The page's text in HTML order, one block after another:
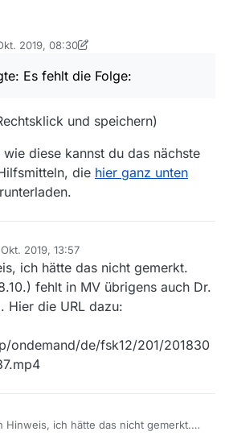
(S2/E1)
neue
2019, 08:30
styroll10. Nov. 2019, 10:31
Es fehlt die Folge:
und speichern)
wie diese kannst du das nächste
die hier ganz unten
Okt. 2019, 13:57
ich hätte das nicht gemerkt.
fehlt in MV übrigens auch Dr.
Hier die URL dazu:
ondemand/de/fsk12/201/201830
Hinweis, ich hätte das nicht gemerkt.